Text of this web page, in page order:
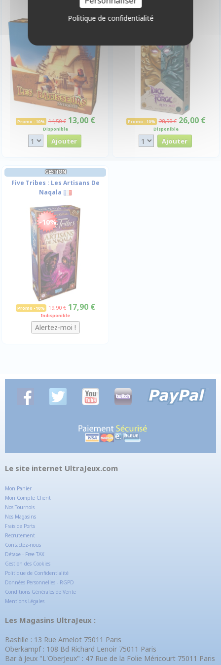
Promo -10% 14,50 € 13,00 €
Disponible
Promo -10% 28,90 € 26,00 €
Disponible
GESTION
Five Tribes : Les Artisans De
Naqala
-10%
Promo -10% 19,90 € 17,90 €
Indisponible
Le site internet UltraJeux.com
Mon Panier
Mon Compte Client
Nos Tournois
Nos Magasins
Frais de Ports
Recrutement
Contactez-nous
Détaxe - Free TAX
Gestion des Cookies
Politique de Confidentialité
Données Personnelles - RGPD
Conditions Générales de Vente
Mentions Légales
Les Magasins UltraJeux :
Bastille : 13 Rue Amelot 75011 Paris
Oberkampf : 108 Bd Richard Lenoir 75011 Paris
Bar à Jeux "L'OberJeux" : 47 Rue de la Folie Méricourt 75011 Paris
Politique de confidentialité